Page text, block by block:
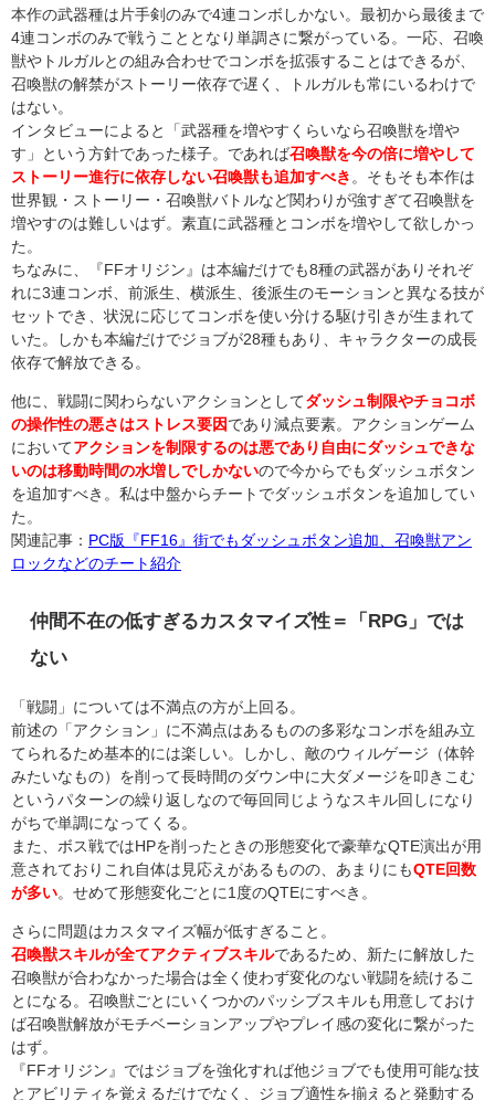
本作の武器種は片手剣のみで4連コンボしかない。最初から最後まで
4連コンボのみで戦うこととなり単調さに繋がっている。一応、召喚
獣やトルガルとの組み合わせでコンボを拡張することはできるが、
召喚獣の解禁がストーリー依存で遅く、トルガルも常にいるわけで
はない。
インタビューによると「武器種を増やすくらいなら召喚獣を増や
す」という方針であった様子。であれば召喚獣を今の倍に増やして
ストーリー進行に依存しない召喚獣も追加すべき
。そもそも本作は
世界観・ストーリー・召喚獣バトルなど関わりが強すぎて召喚獣を
増やすのは難しいはず。素直に武器種とコンボを増やして欲しかっ
た。
ちなみに、『FFオリジン』は本編だけでも8種の武器がありそれぞ
れに3連コンボ、前派生、横派生、後派生のモーションと異なる技が
セットでき、状況に応じてコンボを使い分ける駆け引きが生まれて
いた。しかも本編だけでジョブが28種もあり、キャラクターの成長
依存で解放できる。
他に、戦闘に関わらないアクションとしてダッシュ制限やチョコボ
の操作性の悪さはストレス要因 であり減点要素。アクションゲーム
においてアクションを制限するのは悪であり自由にダッシュできな
いのは移動時間の水増しでしかないので今からでもダッシュボタン
を追加すべき。私は中盤からチートでダッシュボタンを追加してい
た。
関連記事： PC版『FF16』街でもダッシュボタン追加、召喚獣アン
ロックなどのチート紹介
仲間不在の低すぎるカスタマイズ性＝「RPG」では
ない
「戦闘」については不満点の方が上回る。
前述の「アクション」に不満点はあるものの多彩なコンボを組み立
てられるため基本的には楽しい。しかし、敵のウィルゲージ（体幹
みたいなもの）を削って長時間のダウン中に大ダメージを叩きこむ
というパターンの繰り返しなので毎回同じようなスキル回しになり
がちで単調になってくる。
また、ボス戦ではHPを削ったときの形態変化で豪華なQTE演出が用
意されておりこれ自体は見応えがあるものの、あまりにもQTE回数
が多い。せめて形態変化ごとに1度のQTEにすべき。
さらに問題はカスタマイズ幅が低すぎること。
召喚獣スキルが全てアクティブスキルであるため、新たに解放した
召喚獣が合わなかった場合は全く使わず変化のない戦闘を続けるこ
とになる。召喚獣ごとにいくつかのパッシブスキルも用意しておけ
ば召喚獣解放がモチベーションアップやプレイ感の変化に繋がった
はず。
『FFオリジン』ではジョブを強化すれば他ジョブでも使用可能な技
とアビリティを覚えるだけでなく、ジョブ適性を揃えると発動する